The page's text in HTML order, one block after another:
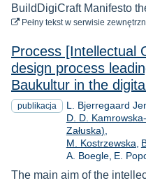
BuildDigiCraft Manifesto
Pełny tekstdo pobrania
w serwisie
Process [Intellectual
design process
Baukultur in the
publikacja
L. Bjerregaard
D. D.
Załuska)
M. Kostrzewska
A. Boegle E.
The main aim of the